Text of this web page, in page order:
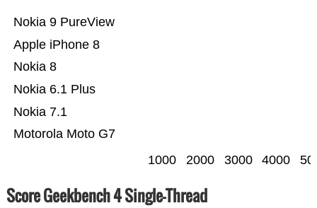
Motorola Moto G7
Nokia 7.1
Nokia 6.1 Plus
Nokia 8
Apple iPhone 8
Nokia 9 PureView
1000 2000 3000 4000
Score Geekbench 4 Single-Thread